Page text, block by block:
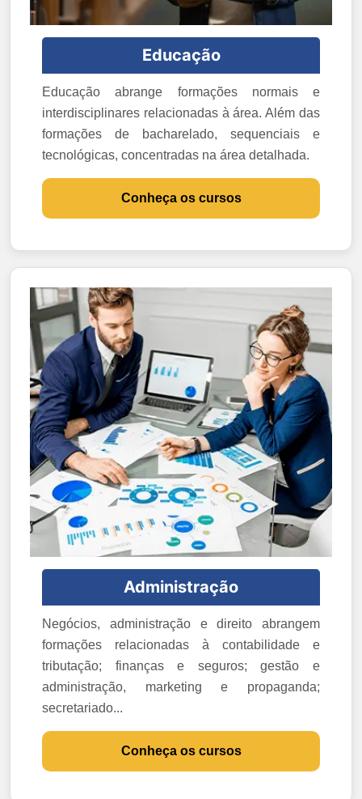
Educação
Educação abrange formações normais e
interdisciplinares relacionadas à área. Além das
formações de bacharelado, sequenciais e
tecnológicas, concentradas na área detalhada.
Conheça os cursos
Administração
Negócios, administração e direito abrangem
formações relacionadas à contabilidade e
tributação; finanças e seguros; gestão e
administração, marketing e propaganda;
secretariado...
Conheça os cursos